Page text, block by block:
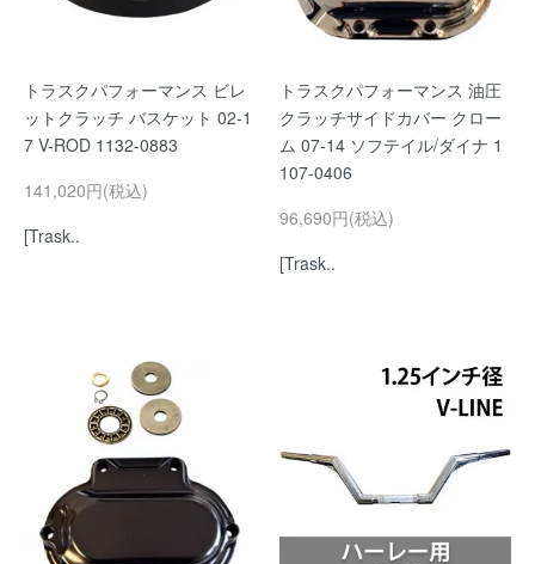
トラスクパフォーマンス ビレ
ットクラッチ バスケット 02-1
7 V-ROD 1132-0883
141,020円(税込)
[Trask..
トラスクパフォーマンス 油圧
クラッチサイドカバー クロー
ム 07-14 ソフテイル/ダイナ 1
107-0406
96,690円(税込)
[Trask..